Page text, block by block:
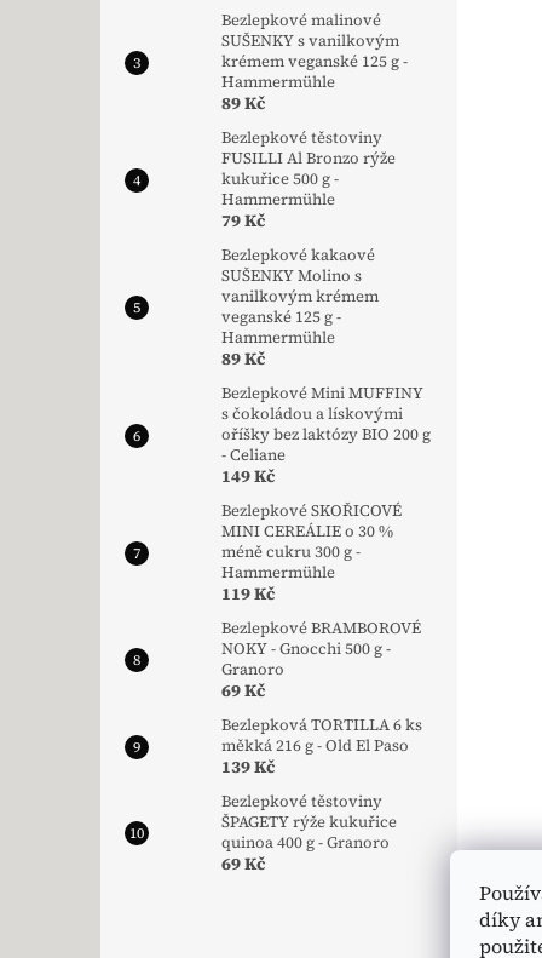
díky
Bezlepkové malinové
SUŠENKY s vanilkovým
krémem veganské 125 g -
Hammermühle
89 Kč
Bezlepkové těstoviny
FUSILLI Al Bronzo rýže
kukuřice 500 g -
Hammermühle
79 Kč
Bezlepkové kakaové
SUŠENKY Molino s
vanilkovým krémem
veganské 125 g -
Hammermühle
89 Kč
Bezlepkové Mini MUFFINY
s čokoládou a lískovými
oříšky bez laktózy BIO 200 g
- Celiane
149 Kč
Bezlepkové SKOŘICOVÉ
MINI CEREÁLIE o 30 %
méně cukru 300 g -
Hammermühle
119 Kč
Bezlepkové BRAMBOROVÉ
NOKY - Gnocchi 500 g -
Granoro
69 Kč
Bezlepková TORTILLA 6 ks
měkká 216 g - Old El Paso
139 Kč
Bezlepkové těstoviny
ŠPAGETY rýže kukuřice
quinoa 400 g - Granoro
69 Kč